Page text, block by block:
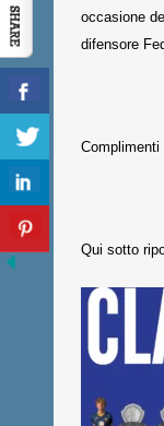
occasione
difensore
Complimenti
Qui sotto